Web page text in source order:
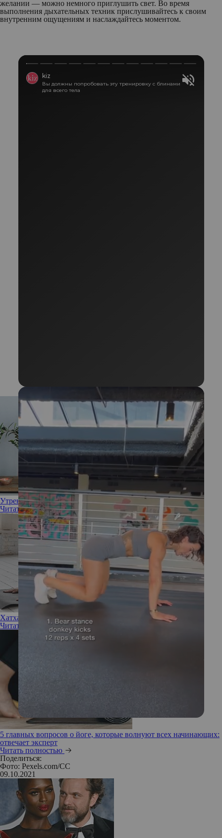
желании — можно немного приглушить свет. Во время
выполнения дыхательных техник прислушивайтесь к своим
внутренним ощущениям и наслаждайтесь моментом.
Утренняя зарядка: 5 простых упражнений для бодрости
Читать полностью
Хатха, Айенгара, Аштанга-виньяса: гид по видам йоги
Читать полностью
5 главных вопросов о йоге, которые волнуют всех начинающих:
отвечает эксперт
Читать полностью
Поделиться:
Фото: Pexels.com/CC
09.10.2021